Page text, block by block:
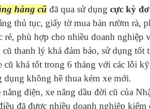
hàng cũ đã qua sử dụng cực kỳ
thủ tục, giấy tờ mua bán rườm rà,
phù hợp cho nhiều doanh nghiệp
thanh lý khá đảm bảo, sử dụng tốt
cũ khá tốt trong 6 tháng với các lỗi
dụng không hề thua kém xe mới.
điện, xe nâng dầu đời cũ của
đã được nhiều doanh nghiệp